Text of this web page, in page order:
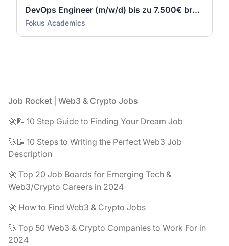
DevOps Engineer (m/w/d) bis zu 7.500€ brutto
Fokus Academics
Footer
Job Rocket | Web3 & Crypto Jobs
🚀📝 10 Step Guide to Finding Your Dream Job
🚀📝 10 Steps to Writing the Perfect Web3 Job
Description
🚀 Top 20 Job Boards for Emerging Tech &
Web3/Crypto Careers in 2024
🚀 How to Find Web3 & Crypto Jobs
🚀 Top 50 Web3 & Crypto Companies to Work For in
2024